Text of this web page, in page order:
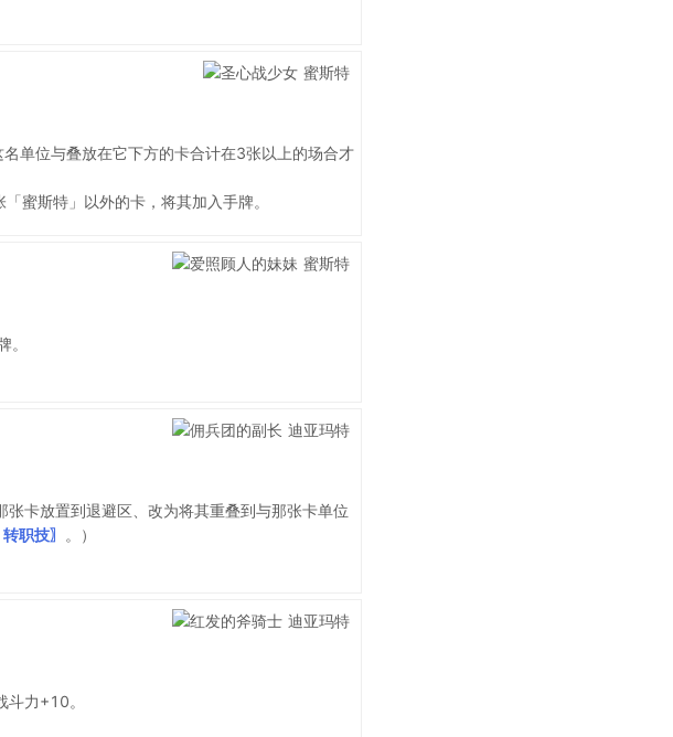
名单位与叠放在它下方的卡合计在3张以上的场合才
蜜斯特」以外的卡，将其加入手牌。
。
卡放置到退避区、改为将其重叠到与那张卡单位
转职技〗
。）
力+10。